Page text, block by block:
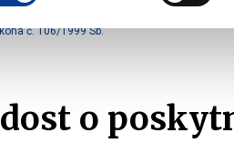
Komunikace s veřejností
č. 106/1999 Sb.
o